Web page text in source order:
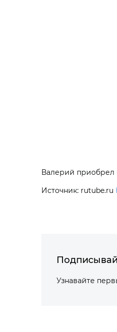
Валерий приобрел
Источник: rutube.ru
Узнавайте